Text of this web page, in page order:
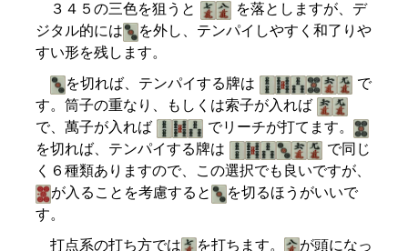
３４５の三色を狙うと
を落としますが、デ
ジタル的には
を外し、テンパイしやすく和了りや
すい形を残します。
を切れば、テンパイする牌は
で
す。筒子の重なり、もしくは索子が入れば
で、萬子が入れば
でリーチが打てます。
を切れば、テンパイする牌は
で同じ
く６種類ありますので、この選択でも良いですが、
が入ることを考慮すると
を切るほうがいいで
す。
打点系の打ち方では
を打ちます。
が頭になっ